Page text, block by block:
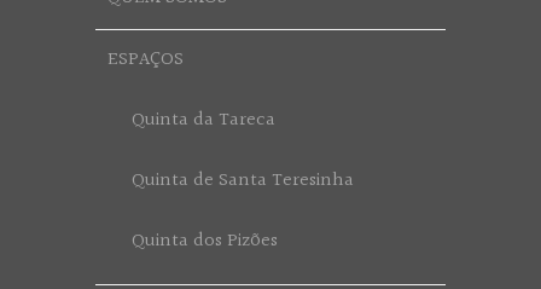
ESPAÇOS
Quinta da Tareca
Quinta de Santa Teresinha
Quinta dos Pizões